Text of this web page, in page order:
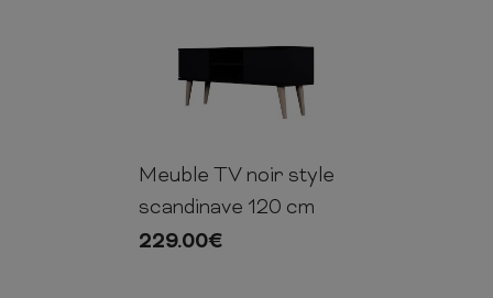
55.2cm 120cm 35cm
Meuble TV noir style
scandinave 120 cm
229.00€